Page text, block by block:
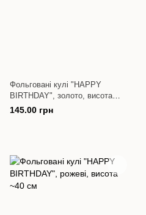
Фольговані кулі "HAPPY
BIRTHDAY", золото, висота
~40 см
145.00 грн